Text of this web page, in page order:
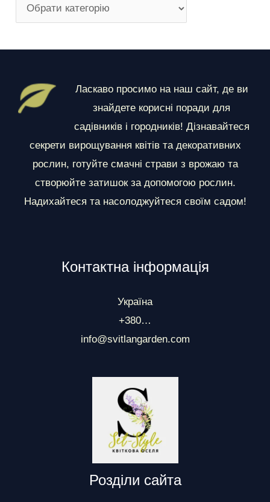
о
л
Ласкаво просимо на наш сайт, де ви
знайдете корисні поради для
садівників і городників! Дізнавайтеся
секрети вирощування квітів та декоративних
рослин, готуйте смачні страви з врожаю та
створюйте затишок за допомогою рослин.
Надихайтеся та насолоджуйтеся своїм садом!
Контактна інформація
Україна
+380…
info@svitlangarden.com
Розділи сайта